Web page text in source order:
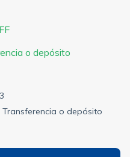
o depósito
o depósito